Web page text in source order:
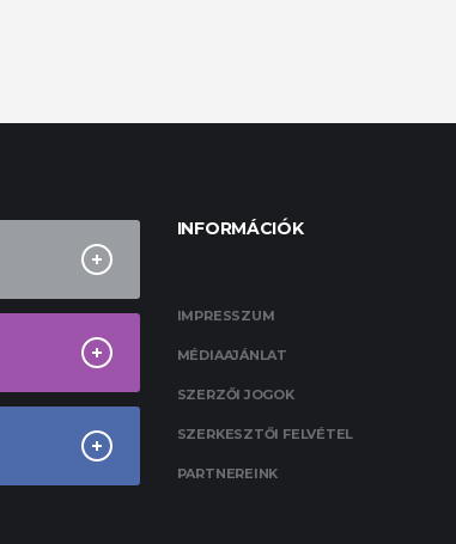
INFORMÁCIÓK
IMPRESSZUM
MÉDIAAJÁNLAT
SZERZŐI JOGOK
SZERKESZTŐI FELVÉTEL
PARTNEREINK